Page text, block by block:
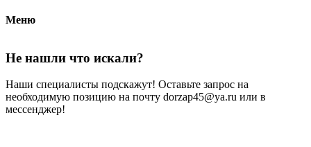
Меню
Не нашли что искали?
Наши специалисты подскажут! Оставьте запрос на
необходимую позицию на почту dorzap45@ya.ru или в
мессенджер!